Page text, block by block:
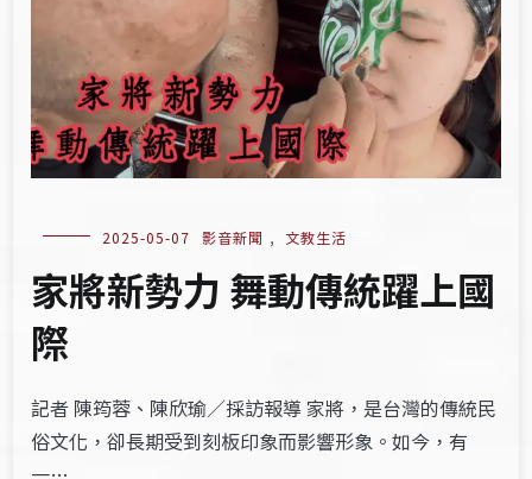
2025-05-07 影音新聞 , 文教生活
家將新勢力 舞動傳統躍上國
際
記者 陳筠蓉、陳欣瑜／採訪報導 家將，是台灣的傳統民
俗文化，卻長期受到刻板印象而影響形象。如今，有